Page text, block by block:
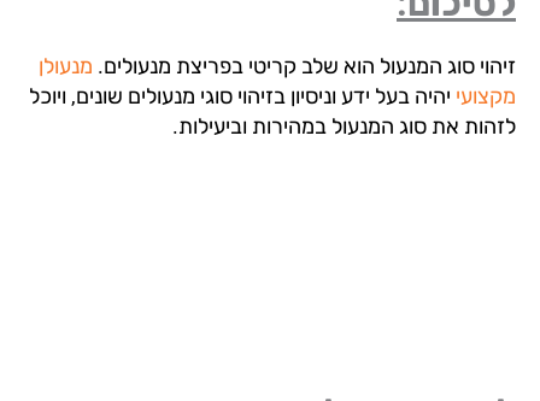
סוג המנעול הוא שלב קריטי בפריצת מנעולים.מנעולן
יהיה בעל ידע וניסיון בזיהוי סוגי מנעולים שונים, ויוכל
את סוג המנעול במהירות וביעילות.